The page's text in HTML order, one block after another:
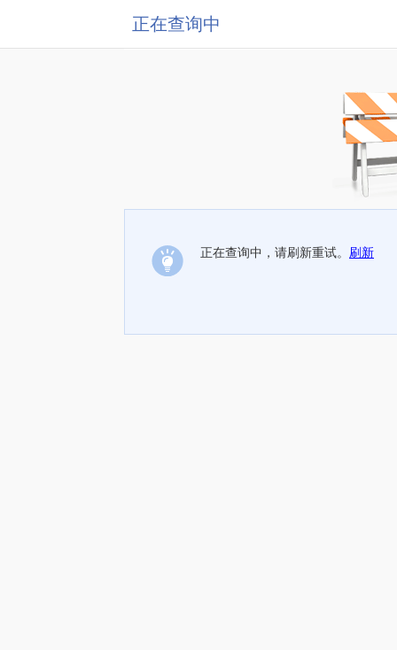
正在查询中
正在查询中，请刷新重试。 刷新